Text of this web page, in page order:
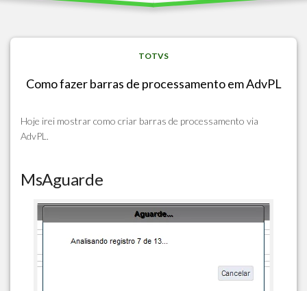
TOTVS
Como fazer barras de processamento em AdvPL
Hoje irei mostrar como criar barras de processamento via
AdvPL.
MsAguarde